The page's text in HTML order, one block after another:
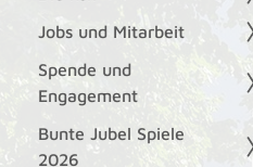
Jobs und Mitarbeit
Spende und
Engagement
Bunte Jubel Spiele
2026